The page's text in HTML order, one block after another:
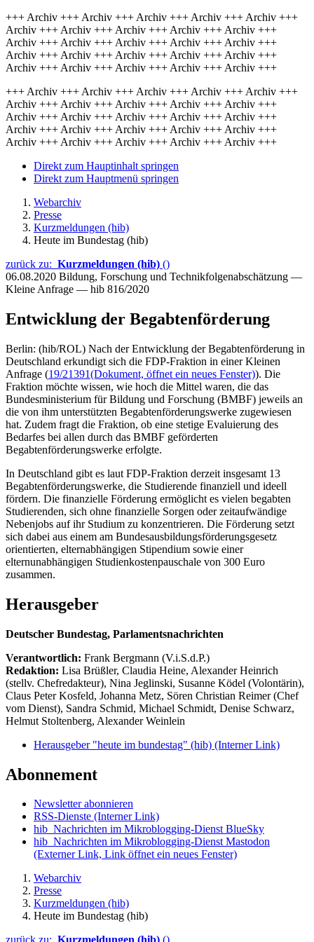
+++ Archiv +++ Archiv +++ Archiv +++ Archiv +++ Archiv +++
Archiv +++ Archiv +++ Archiv +++ Archiv +++ Archiv +++
Archiv +++ Archiv +++ Archiv +++ Archiv +++ Archiv +++
Archiv +++ Archiv +++ Archiv +++ Archiv +++ Archiv +++
Archiv +++ Archiv +++ Archiv +++ Archiv +++ Archiv +++
+++ Archiv +++ Archiv +++ Archiv +++ Archiv +++ Archiv +++
Archiv +++ Archiv +++ Archiv +++ Archiv +++ Archiv +++
Archiv +++ Archiv +++ Archiv +++ Archiv +++ Archiv +++
Archiv +++ Archiv +++ Archiv +++ Archiv +++ Archiv +++
Archiv +++ Archiv +++ Archiv +++ Archiv +++ Archiv +++
Direkt zum Hauptinhalt springen
Direkt zum Hauptmenü springen
Webarchiv
Presse
Kurzmeldungen (hib)
Heute im Bundestag (hib)
zurück zu: Kurzmeldungen (hib) ()
06.08.2020 Bildung, Forschung und Technikfolgenabschätzung —
Kleine Anfrage — hib 816/2020
Entwicklung der Begabtenförderung
Berlin: (hib/ROL) Nach der Entwicklung der Begabtenförderung in
Deutschland erkundigt sich die FDP-Fraktion in einer Kleinen
Anfrage (19/21391(Dokument, öffnet ein neues Fenster)). Die
Fraktion möchte wissen, wie hoch die Mittel waren, die das
Bundesministerium für Bildung und Forschung (BMBF) jeweils an
die von ihm unterstützten Begabtenförderungswerke zugewiesen
hat. Zudem fragt die Fraktion, ob eine stetige Evaluierung des
Bedarfes bei allen durch das BMBF geförderten
Begabtenförderungswerke erfolgte.
In Deutschland gibt es laut FDP-Fraktion derzeit insgesamt 13
Begabtenförderungswerke, die Studierende finanziell und ideell
fördern. Die finanzielle Förderung ermöglicht es vielen begabten
Studierenden, sich ohne finanzielle Sorgen oder zeitaufwändige
Nebenjobs auf ihr Studium zu konzentrieren. Die Förderung setzt
sich dabei aus einem am Bundesausbildungsförderungsgesetz
orientierten, elternabhängigen Stipendium sowie einer
elternunabhängigen Studienkostenpauschale von 300 Euro
zusammen.
Herausgeber
Deutscher Bundestag, Parlamentsnachrichten
Verantwortlich: Frank Bergmann (V.i.S.d.P.)
Redaktion: Lisa Brüßler, Claudia Heine, Alexander Heinrich
(stellv. Chefredakteur), Nina Jeglinski, Susanne Ködel (Volontärin),
Claus Peter Kosfeld, Johanna Metz, Sören Christian Reimer (Chef
vom Dienst), Sandra Schmid, Michael Schmidt, Denise Schwarz,
Helmut Stoltenberg, Alexander Weinlein
Herausgeber "heute im bundestag" (hib) (Interner Link)
Abonnement
Newsletter abonnieren
RSS-Dienste (Interner Link)
hib_Nachrichten im Mikroblogging-Dienst BlueSky
hib_Nachrichten im Mikroblogging-Dienst Mastodon
(Externer Link, Link öffnet ein neues Fenster)
Webarchiv
Presse
Kurzmeldungen (hib)
Heute im Bundestag (hib)